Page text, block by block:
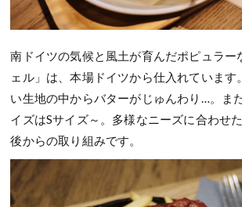
南ドイツの気候と風土が育んだポピュラー
ェル」は、本場ドイツから仕入れています
い生地の中からバターがじゅんわり…。ま
イズはSサイズ～。多様なニーズに合わせ
後からの取り組みです。